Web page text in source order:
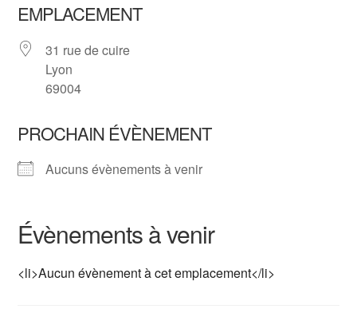
EMPLACEMENT
31 rue de cuire
Lyon
69004
PROCHAIN ÉVÈNEMENT
Aucuns évènements à venir
Évènements à venir
<li>Aucun évènement à cet emplacement</li>